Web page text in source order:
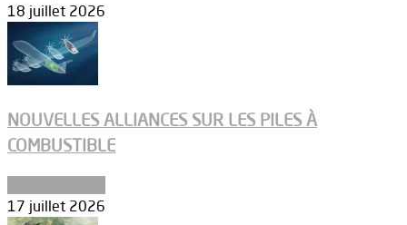
18 juillet 2026
NOUVELLES ALLIANCES SUR LES PILES À
COMBUSTIBLE
17 juillet 2026